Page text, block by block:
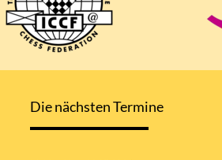
Die nächsten Termine